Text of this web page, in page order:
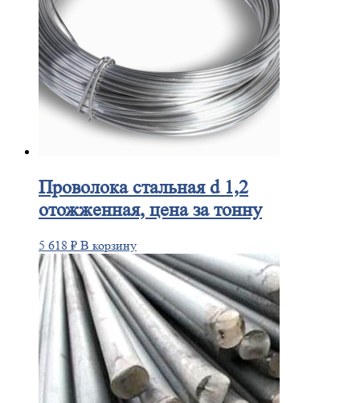
Проволокастальная d 1,2
отожженная, цена за тонну
5 618 ₽ В корзину